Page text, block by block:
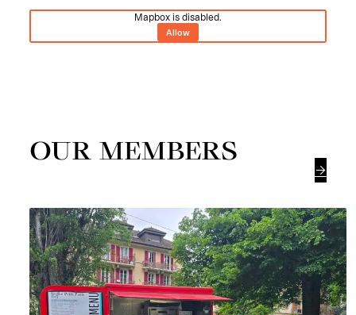
Mapbox is disabled.
Allow
OUR MEMBERS
